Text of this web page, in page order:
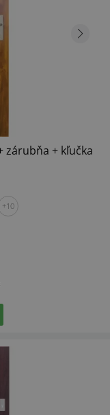
zárubňa + kľučka
+10